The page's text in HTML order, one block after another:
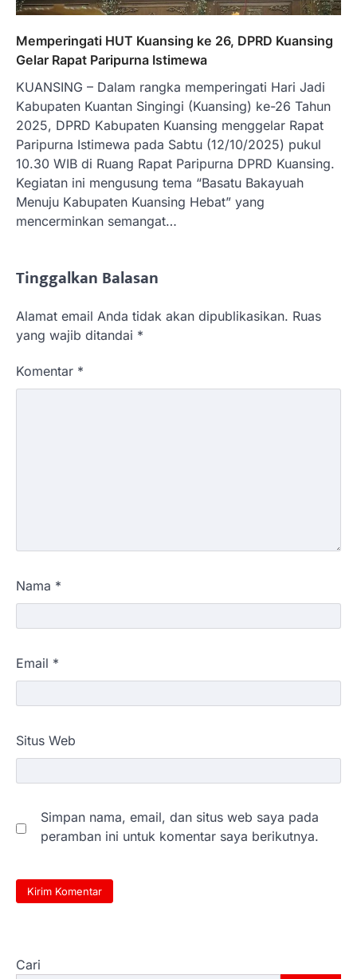
Memperingati HUT Kuansing ke 26, DPRD Kuansing
Gelar Rapat Paripurna Istimewa
KUANSING – Dalam rangka memperingati Hari Jadi
Kabupaten Kuantan Singingi (Kuansing) ke-26 Tahun
2025, DPRD Kabupaten Kuansing menggelar Rapat
Paripurna Istimewa pada Sabtu (12/10/2025) pukul
10.30 WIB di Ruang Rapat Paripurna DPRD Kuansing.
Kegiatan ini mengusung tema “Basatu Bakayuah
Menuju Kabupaten Kuansing Hebat” yang
mencerminkan semangat…
Tinggalkan Balasan
Alamat email Anda tidak akan dipublikasikan. Ruas
yang wajib ditandai *
Komentar *
Nama *
Email *
Situs Web
Simpan nama, email, dan situs web saya pada
peramban ini untuk komentar saya berikutnya.
Cari